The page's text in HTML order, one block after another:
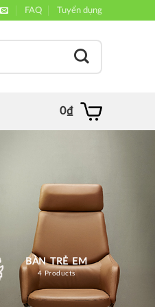
FAQ Tuyển dụng
0₫
BÀN TRẺ EM
4 Products